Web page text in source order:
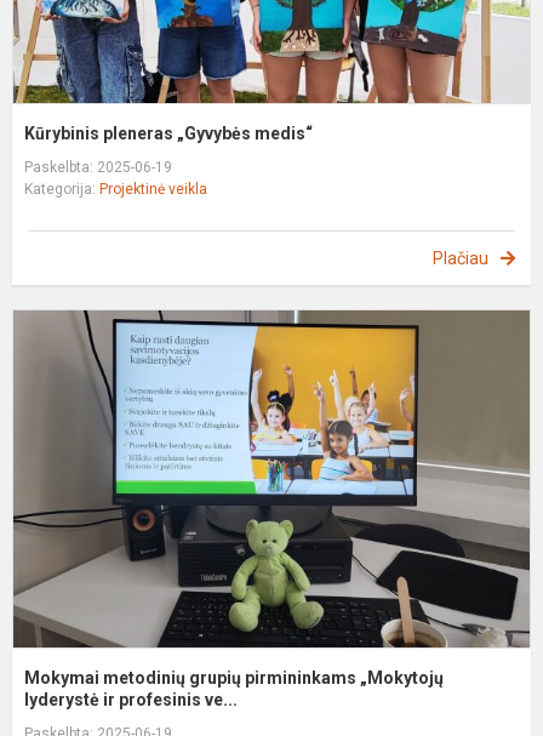
Kūrybinis pleneras „Gyvybės medis“
Paskelbta: 2025-06-19
Kategorija: Projektinė veikla
Plačiau
Mokymai metodinių grupių pirmininkams „Mokytojų
lyderystė ir profesinis ve...